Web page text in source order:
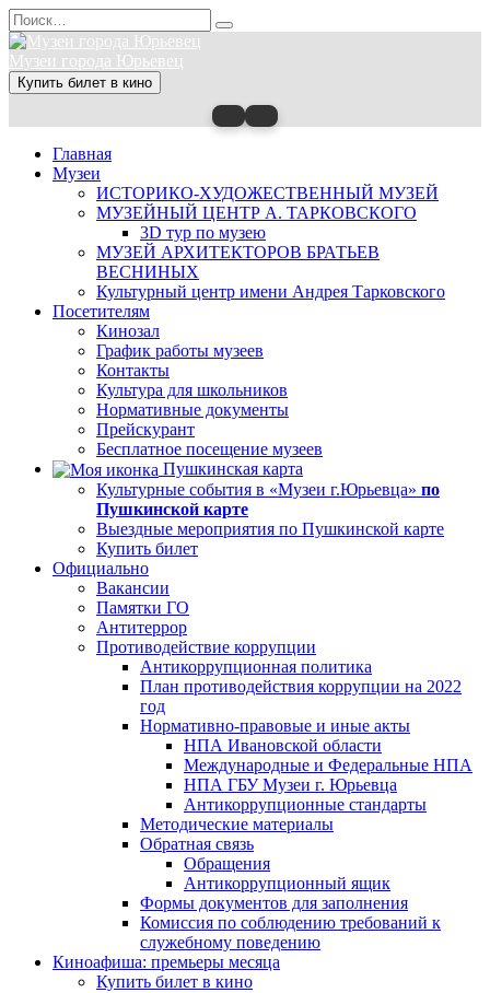
Перейти
к
содержанию
Search
for:
Музеи города Юрьевец
Купить билет в кино
Главная
Музеи
ИСТОРИКО-ХУДОЖЕСТВЕННЫЙ МУЗЕЙ
МУЗЕЙНЫЙ ЦЕНТР А. ТАРКОВСКОГО
3D тур по музею
МУЗЕЙ АРХИТЕКТОРОВ БРАТЬЕВ
ВЕСНИНЫХ
Культурный центр имени Андрея Тарковского
Посетителям
Кинозал
График работы музеев
Контакты
Культура для школьников
Нормативные документы
Прейскурант
Бесплатное посещение музеев
Пушкинская карта
Культурные события в «Музеи г.Юрьевца» по
Пушкинской карте
Выездные мероприятия по Пушкинской карте
Купить билет
Официально
Вакансии
Памятки ГО
Антитеррор
Противодействие коррупции
Антикоррупционная политика
План противодействия коррупции на 2022
год
Нормативно-правовые и иные акты
НПА Ивановской области
Международные и Федеральные НПА
НПА ГБУ Музеи г. Юрьевца
Антикоррупционные стандарты
Методические материалы
Обратная связь
Обращения
Антикоррупционный ящик
Формы документов для заполнения
Комиссия по соблюдению требований к
служебному поведению
Киноафиша: премьеры месяца
Купить билет в кино